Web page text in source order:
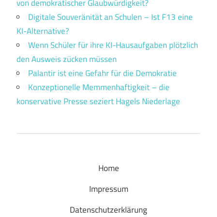
von demokratischer Glaubwürdigkeit?
Digitale Souveränität an Schulen – Ist F13 eine
KI-Alternative?
Wenn Schüler für ihre KI-Hausaufgaben plötzlich
den Ausweis zücken müssen
Palantir ist eine Gefahr für die Demokratie
Konzeptionelle Memmenhaftigkeit – die
konservative Presse seziert Hagels Niederlage
Home
Impressum
Datenschutzerklärung